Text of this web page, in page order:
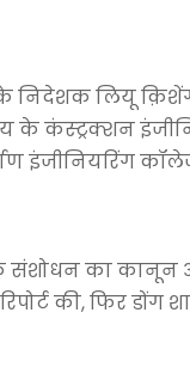
के निदेशक लियू
के कंस्ट्रक्शन
इंजीनियरिंग
के संशोधन का
की, फिर डोंग